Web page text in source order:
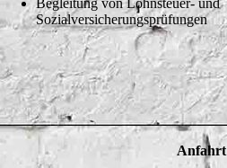
Begleitung von Lohnsteuer- und
Sozialversicherungsprüfungen
Anfahrt